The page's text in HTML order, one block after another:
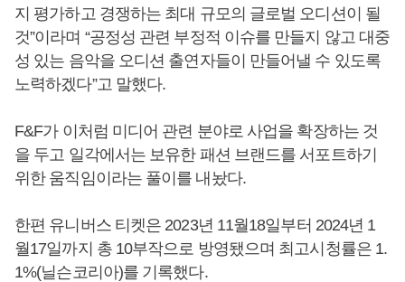
지 평가하고 경쟁하는 최대 규모의 글로벌 오디션이 될
것”이라며 “공정성 관련 부정적 이슈를 만들지 않고 대중
성 있는 음악을 오디션 출연자들이 만들어낼 수 있도록
노력하겠다”고 말했다.
F&F가 이처럼 미디어 관련 분야로 사업을 확장하는 것
을 두고 일각에서는 보유한 패션 브랜드를 서포트하기
위한 움직임이라는 풀이를 내놨다.
한편 유니버스 티켓은 2023년 11월18일부터 2024년 1
월17일까지 총 10부작으로 방영됐으며 최고시청률은 1.
1%(닐슨코리아)를 기록했다.